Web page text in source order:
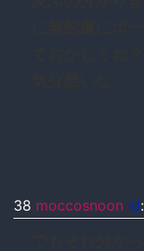
38 moccosnoon id: